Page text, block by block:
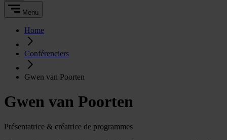
Menu
Home
Conférenciers
Gwen van Poorten
Gwen van Poorten
Présentatrice & créatrice de programmes